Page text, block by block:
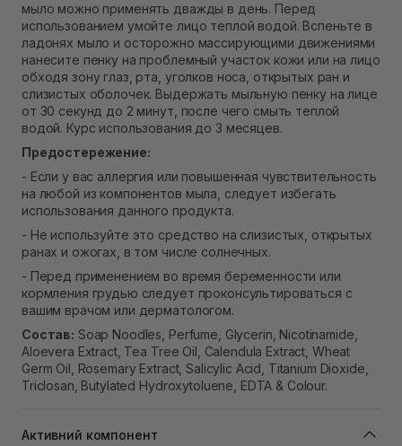
мыло можно применять дважды в день. Перед
использованием умойте лицо теплой водой. Вспеньте в
ладонях мыло и осторожно массирующими движениями
нанесите пенку на проблемный участок кожи или на лицо
обходя зону глаз, рта, уголков носа, открытых ран и
слизистых оболочек. Выдержать мыльную пенку на лице
от 30 секунд до 2 минут, после чего смыть теплой
водой. Курс использования до 3 месяцев.
Предостережение:
- Если у вас аллергия или повышенная чувствительность
на любой из компонентов мыла, следует избегать
использования данного продукта.
- Не используйте это средство на слизистых, открытых
ранах и ожогах, в том числе солнечных.
- Перед применением во время беременности или
кормления грудью следует проконсультироваться с
вашим врачом или дерматологом.
Состав: Soap Noodles, Perfume, Glycerin, Nicotinamide,
Aloevera Extract, Tea Tree Oil, Calendula Extract, Wheat
Germ Oil, Rosemary Extract, Salicylic Acid, Titanium Dioxide,
Triclosan, Butylated Hydroxytoluene, EDTA & Colour.
Активний компонент